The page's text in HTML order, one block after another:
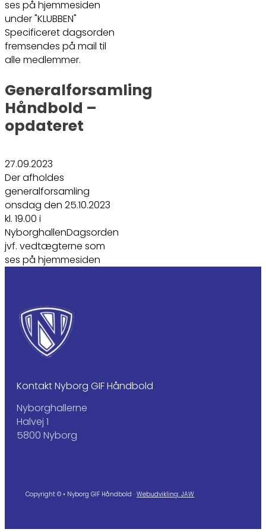
ses på hjemmesiden
under "KLUBBEN"
Specificeret dagsorden
fremsendes på mail til
alle medlemmer.
Generalforsamling
Håndbold –
opdateret
27.09.2023
Der afholdes
generalforsamling
onsdag den 25.10.2023
kl. 19.00 i
NyborghallenDagsorden
jvf. vedtægterne som
ses på hjemmesiden
Kontakt Nyborg GIF Håndbold
Nyborghallerne
Halvej 1
5800 Nyborg
Copyright © • Nyborg GIF Håndbold ·Webudvikling: JAW